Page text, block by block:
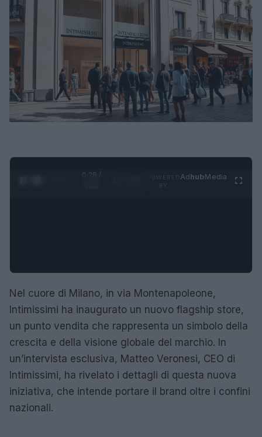
0:29 /
AdhubMedia
Nel cuore di Milano, in via Montenapoleone,
Intimissimi ha inaugurato un nuovo flagship store,
un punto vendita che rappresenta un simbolo della
crescita e della visione globale del marchio. In
un’intervista esclusiva, Matteo Veronesi, CEO di
Intimissimi, ha rivelato i dettagli di questa nuova
iniziativa, che intende portare il brand oltre i confini
nazionali.